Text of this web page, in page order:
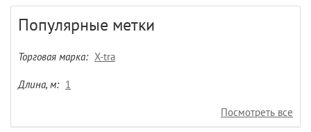
Популярные метки
Торговая марка: X-tra
Длина, м: 1
Посмотреть все